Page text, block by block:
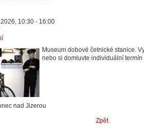
10:30 - 16:00
Museum dobové četnické stanice.
nebo si domluvte individuální
nad Jizerou
Zpět